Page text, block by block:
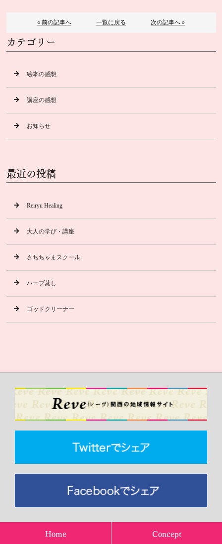
« 前の記事へ 一覧に戻る 次の記事へ »
カテゴリー
絵本の感想
講座の感想
お知らせ
最近の投稿
Reiryu Healing
大人の学び・講座
さちちゃまスクール
ハーブ蒸し
ゴッドクリーナー
Home Concept